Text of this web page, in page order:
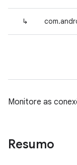
↳
Monitore as
Resumo